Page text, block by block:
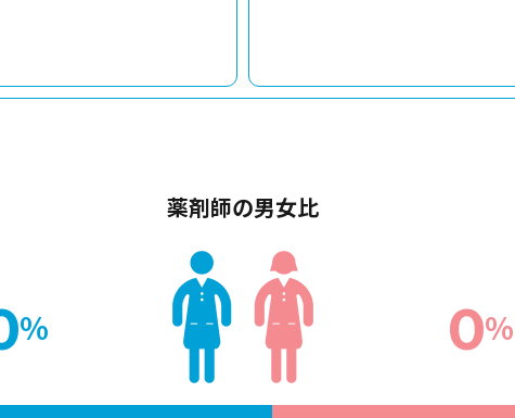
薬剤師の男女比
% 0%